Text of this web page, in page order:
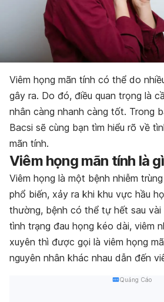
Viêm họng mãn tính có thể do
gây ra. Do đó, điều quan trọng là
nhân càng nhanh càng tốt. Trong
Bacsi sẽ cùng bạn tìm hiểu rõ về
mãn tính.
Viêm họng mãn tính là
Viêm họng là một bệnh nhiễm
phổ biến, xảy ra khi khu vực hầu
thường, bệnh có thể tự hết sau vài
tình trạng đau họng kéo dài, viêm
xuyên thì được gọi là viêm họng
nguyên nhân khác nhau dẫn đến
Quảng Cáo